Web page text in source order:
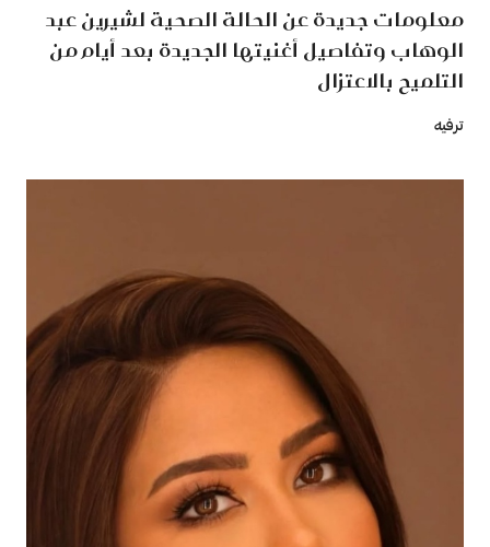
معلومات جديدة عن الحالة الصحية لشيرين عبد
الوهاب وتفاصيل أغنيتها الجديدة بعد أيام من
التلميح بالاعتزال
ترفيه